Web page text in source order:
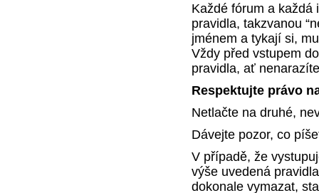
Každé fórum a každá
pravidla, takzvanou
jménem a tykají si,
Vždy před vstupem
pravidla, ať
Respektujte právo
Netlačte na druhé,
Dávejte pozor, co
V případě, že
výše uvedená
dokonale vymazat,